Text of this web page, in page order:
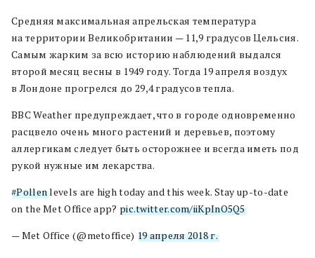
Средняя максимальная апрельская температура
на территории Великобритании — 11,9 градусов Цельсия.
Самым жарким за всю историю наблюдений выдался
второй месяц весны в 1949 году. Тогда 19 апреля воздух
в Лондоне прогрелся до 29,4 градусов тепла.
BBC Weather предупреждает, что в городе одновременно
расцвело очень много растений и деревьев, поэтому
аллергикам следует быть осторожнее и всегда иметь под
рукой нужные им лекарства.
#Pollenlevels are high today and this week. Stay up-to-date
on the Met Office app? pic.twitter.com/iiKpInO5Q5
— Met Office (@metoffice) 19 апреля 2018 г.